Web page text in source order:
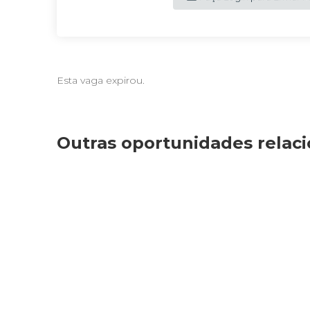
Esta vaga expirou.
Outras oportunidades